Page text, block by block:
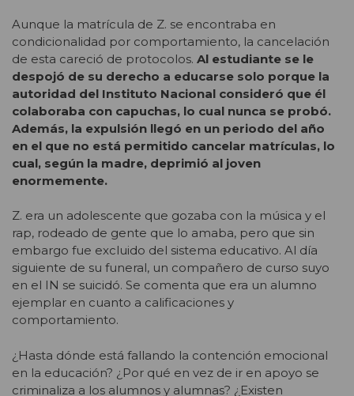
Aunque la matrícula de Z. se encontraba en
condicionalidad por comportamiento, la cancelación
de esta careció de protocolos. Al estudiante se le
despojó de su derecho a educarse solo porque la
autoridad del Instituto Nacional consideró que él
colaboraba con capuchas, lo cual nunca se probó.
Además, la expulsión llegó en un periodo del año
en el que no está permitido cancelar matrículas, lo
cual, según la madre, deprimió al joven
enormemente.
Z. era un adolescente que gozaba con la música y el
rap, rodeado de gente que lo amaba, pero que sin
embargo fue excluido del sistema educativo. Al día
siguiente de su funeral, un compañero de curso suyo
en el IN se suicidó. Se comenta que era un alumno
ejemplar en cuanto a calificaciones y
comportamiento.
¿Hasta dónde está fallando la contención emocional
en la educación? ¿Por qué en vez de ir en apoyo se
criminaliza a los alumnos y alumnas? ¿Existen